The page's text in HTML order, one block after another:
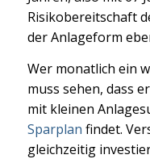
Risikobereitschaft
der Anlageform
Wer monatlich ein
muss sehen, dass
mit kleinen
Sparplan findet.
gleichzeitig